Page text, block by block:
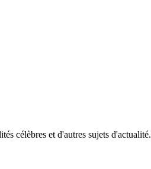
célèbres et d'autres sujets d'actualité.